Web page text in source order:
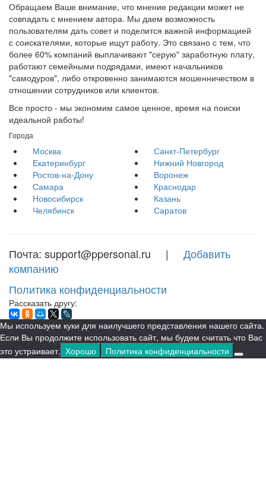
Обращаем Ваше внимание, что мнение редакции может не
совпадать с мнением автора. Мы даем возможность
пользователям дать совет и поделится важной информацией
с соискателями, которые ищут работу. Это связано с тем, что
более 60% компаний выплачивают "серую" заработную плату,
работают семейными подрядами, имеют начальников
"самодуров", либо откровенно занимаются мошенничеством в
отношении сотрудников или клиентов.
Все просто - мы экономим самое ценное, время на поиски
идеальной работы!
Города
Москва
Санкт-Петербург
Екатеринбург
Нижний Новгород
Ростов-на-Дону
Воронеж
Самара
Краснодар
Новосибирск
Казань
Челябинск
Саратов
Почта: support@ppersonal.ru | Добавить
компанию
Политика конфиденциальности
Рассказать другу:
Мы используем куки для наилучшего представления нашего сайта.
Если Вы продолжите использовать сайт, мы будем считать что Вас
это устраивает. Хорошо Политика конфиденциальности